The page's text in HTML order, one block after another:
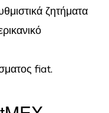
ζητήματα
fiat.